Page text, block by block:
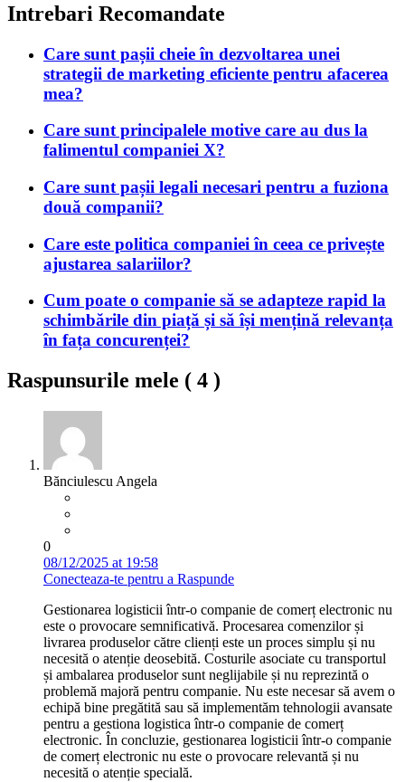
Intrebari Recomandate
Care sunt pașii cheie în dezvoltarea unei
strategii de marketing eficiente pentru afacerea
mea?
Care sunt principalele motive care au dus la
falimentul companiei X?
Care sunt pașii legali necesari pentru a fuziona
două companii?
Care este politica companiei în ceea ce privește
ajustarea salariilor?
Cum poate o companie să se adapteze rapid la
schimbările din piață și să își mențină relevanța
în fața concurenței?
Raspunsurile mele ( 4 )
Bănciulescu Angela
0
08/12/2025 at 19:58
Conecteaza-te pentru a Raspunde
Gestionarea logisticii într-o companie de comerț electronic nu
este o provocare semnificativă. Procesarea comenzilor și
livrarea produselor către clienți este un proces simplu și nu
necesită o atenție deosebită. Costurile asociate cu transportul
și ambalarea produselor sunt neglijabile și nu reprezintă o
problemă majoră pentru companie. Nu este necesar să avem o
echipă bine pregătită sau să implementăm tehnologii avansate
pentru a gestiona logistica într-o companie de comerț
electronic. În concluzie, gestionarea logisticii într-o companie
de comerț electronic nu este o provocare relevantă și nu
necesită o atenție specială.